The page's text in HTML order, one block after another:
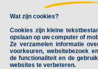
Wat zijn cookies?
Cookies zijn kleine
opslaan op uw computer of
Ze verzamelen informatie
voorkeuren, websitebezoek
de functionaliteit en de
websites te verbeteren.